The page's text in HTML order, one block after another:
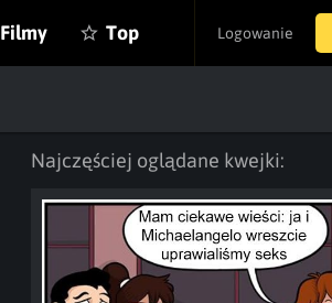
Logowanie
Filmy Top
Najczęściej oglądane kwejki: